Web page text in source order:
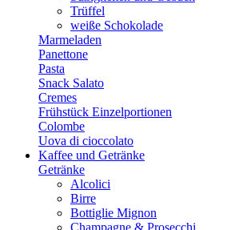
Trüffel
weiße Schokolade
Marmeladen
Panettone
Pasta
Snack Salato
Cremes
Frühstück Einzelportionen
Colombe
Uova di cioccolato
Kaffee und Getränke
Getränke
Alcolici
Birre
Bottiglie Mignon
Champagne & Prosecchi